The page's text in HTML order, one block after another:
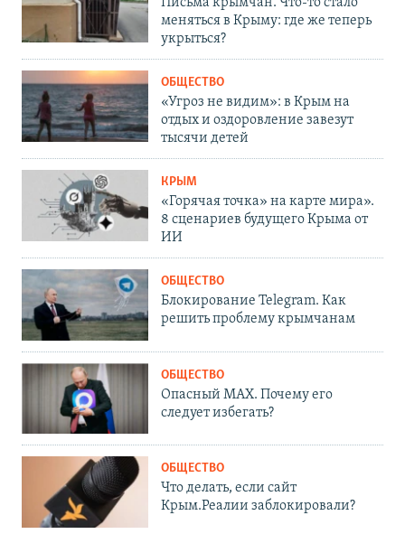
меняться в Крыму: где же теперь
укрыться?
ОБЩЕСТВО
«Угроз не видим»: в Крым на
отдых и оздоровление завезут
тысячи детей
КРЫМ
«Горячая точка» на карте мира».
8 сценариев будущего Крыма от
ИИ
ОБЩЕСТВО
Блокирование Telegram. Как
решить проблему крымчанам
ОБЩЕСТВО
Опасный MAX. Почему его
следует избегать?
ОБЩЕСТВО
Что делать, если сайт
Крым.Реалии заблокировали?